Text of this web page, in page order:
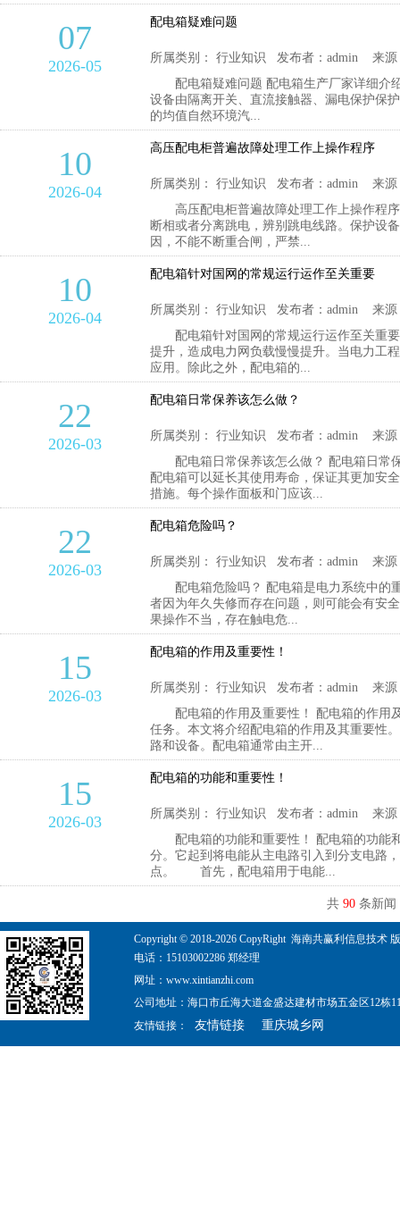
07
2026-05
配电箱疑难问题
所属类别： 行业知识 发布者：admin 来
配电箱疑难问题 配电箱生产厂家详细介绍
设备由隔离开关、直流接触器、漏电保护保
的均值自然环境汽...
10
2026-04
高压配电柜普遍故障处理工作上操作程序
所属类别： 行业知识 发布者：admin 来
高压配电柜普遍故障处理工作上操作程序
断相或者分离跳电，辨别跳电线路。保护设
因，不能不断重合闸，严禁...
10
2026-04
配电箱针对国网的常规运行运作至关重要
所属类别： 行业知识 发布者：admin 来
配电箱针对国网的常规运行运作至关重要
提升，造成电力网负载慢慢提升。当电力工
应用。除此之外，配电箱的...
22
2026-03
配电箱日常保养该怎么做？
所属类别： 行业知识 发布者：admin 来
配电箱日常保养该怎么做？ 配电箱日常
配电箱可以延长其使用寿命，保证其更加
措施。每个操作面板和门应该...
22
2026-03
配电箱危险吗？
所属类别： 行业知识 发布者：admin 来
配电箱危险吗？ 配电箱是电力系统中的重
者因为年久失修而存在问题，则可能会有
果操作不当，存在触电危...
15
2026-03
配电箱的作用及重要性！
所属类别： 行业知识 发布者：admin 来
配电箱的作用及重要性！ 配电箱的作用
任务。本文将介绍配电箱的作用及其重要
路和设备。配电箱通常由主开...
15
2026-03
配电箱的功能和重要性！
所属类别： 行业知识 发布者：admin 来
配电箱的功能和重要性！ 配电箱的功能
分。它起到将电能从主电路引入到分支电路
点。 首先，配电箱用于电能...
共 90 条新
Copyright © 2018-2026 CopyRight 海南共赢利信息技术
电话：15103002286 郑经理
网址：www.xintianzhi.com
公司地址：海口市丘海大道金盛达建材市场五金区12栋
友情链接：
友情链接 重庆城乡网